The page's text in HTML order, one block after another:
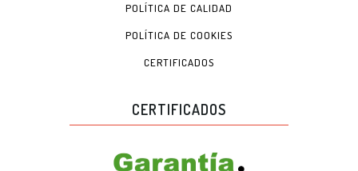
POLÍTICA DE CALIDAD
POLÍTICA DE COOKIES
CERTIFICADOS
CERTIFICADOS